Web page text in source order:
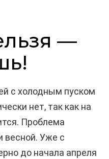
—
с холодным пуском
нет, так как на
Проблема
весной. Уже с
до начала апреля